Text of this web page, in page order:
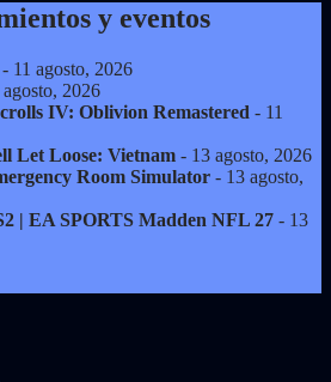
y eventos
- 11 agosto, 2026
2026
IV: Oblivion Remastered - 11
Let Loose: Vietnam - 13 agosto, 2026
Room Simulator - 13 agosto,
| EA SPORTS Madden NFL 27 - 13